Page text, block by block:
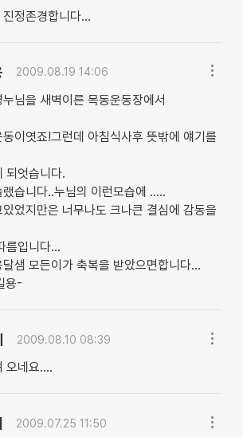
정존경합니다...
2009.08.19 14:06
님을 새벽이른 목동운동장에서
이엿죠!그런데 아침식사후 뜻밖에 얘기를
되엇습니다.
습니다..누님의 이런모습에 .....
었지만은 너무나도 크나큰 결심에 감동을
름입니다...
샘 모든이가 축복을 받았으면합니다...
용-
2009.08.10 08:39
오네요....
2009.07.25 11:50